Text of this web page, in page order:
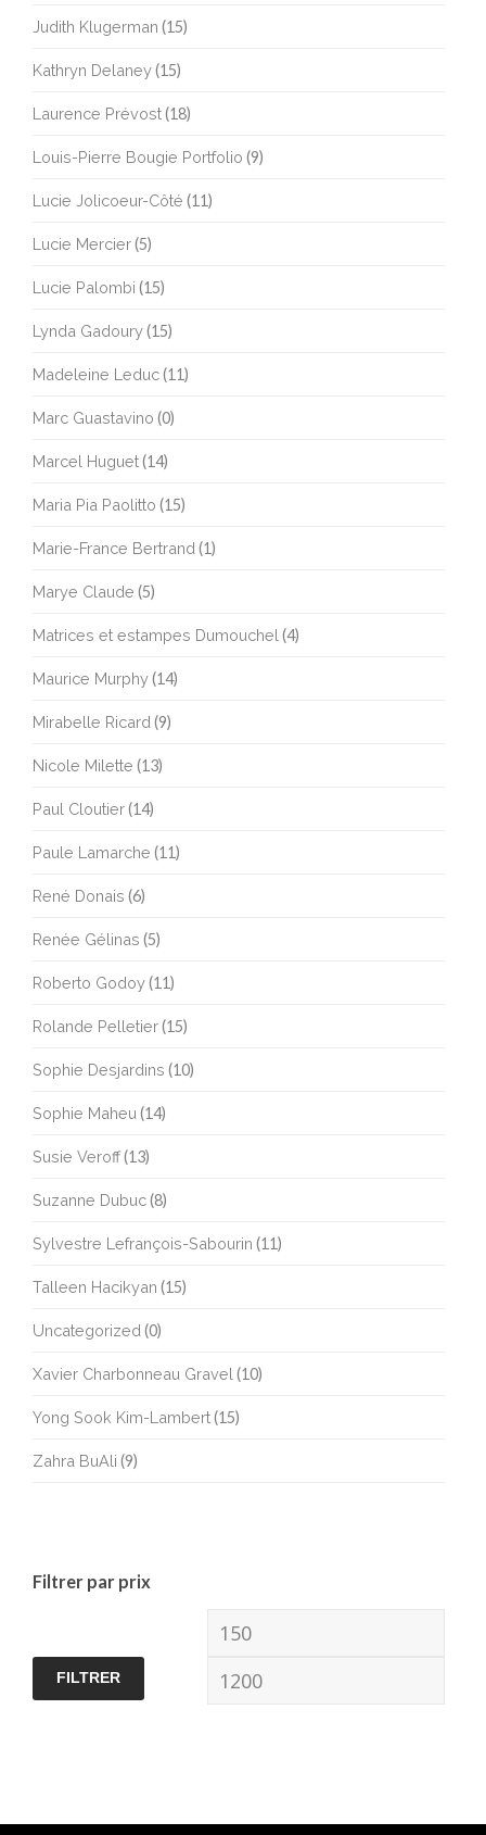
Judith Klugerman (15)
Kathryn Delaney(15)
Laurence Prévost(18)
Louis-Pierre Bougie Portfolio (9)
Lucie Jolicoeur-Côté (11)
Lucie Mercier(5)
Lucie Palombi (15)
Lynda Gadoury(15)
Madeleine Leduc(11)
Marc Guastavino (0)
Marcel Huguet(14)
Maria Pia Paolitto (15)
Marie-France Bertrand (1)
Marye Claude (5)
Matrices et estampes Dumouchel (4)
Maurice Murphy(14)
Mirabelle Ricard (9)
Nicole Milette (13)
Paul Cloutier(14)
Paule Lamarche (11)
René Donais (6)
Renée Gélinas (5)
Roberto Godoy(11)
Rolande Pelletier(15)
Sophie Desjardins (10)
Sophie Maheu (14)
Susie Veroff(13)
Suzanne Dubuc(8)
Sylvestre Lefrançois-Sabourin (11)
Talleen Hacikyan (15)
Uncategorized (0)
Xavier Charbonneau Gravel (10)
Yong Sook Kim-Lambert(15)
Zahra BuAli (9)
Filtrer par prix
Prix
FILTRER